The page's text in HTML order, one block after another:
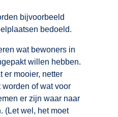
bijvoorbeeld
bedoeld.
wat bewoners in
willen hebben.
er mooier, netter
of wat voor
er zijn waar naar
(Let wel, het moet